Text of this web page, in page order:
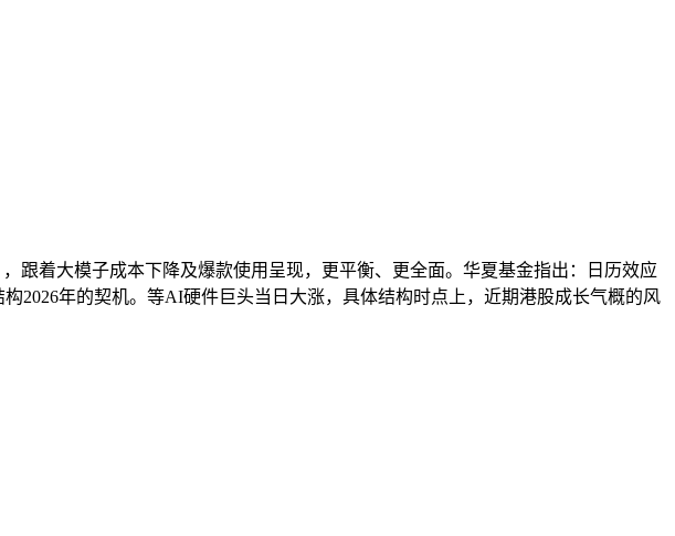
跟着大模子成本下降及爆款使用呈现，更平衡、更全面。华夏基金指出：日历效应
2026年的契机。等AI硬件巨头当日大涨，具体结构时点上，近期港股成长气概的风